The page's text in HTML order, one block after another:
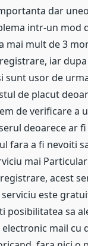
dar
intr-un mod
mai mult de 3
iar dupa
sunt usor de
de placut
de verificare a
deoarece ar
fara a fi nevoiti
mai
acest
este
posibilitatea sa
mail cu